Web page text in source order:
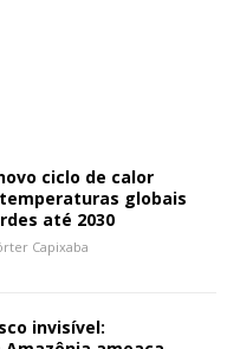
ciclo de calor
globais
até 2030
Capixaba
invisível: